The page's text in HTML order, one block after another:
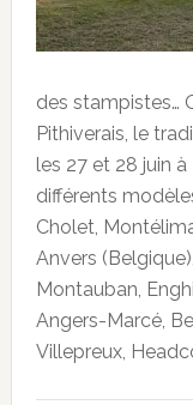
des stampistes…
Pithiverais, le
les 27 et 28 juin à
différents
Cholet,
Anvers
Montauban,
Angers-Marcé,
Villepreux,